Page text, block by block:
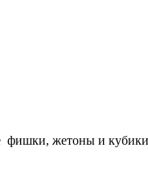
фишки, жетоны и